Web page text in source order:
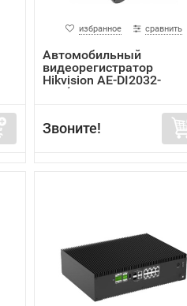
избранное сравнить
Автомобильный
видеорегистратор
Hikvision AE-DI2032-
G40(In...
Звоните!